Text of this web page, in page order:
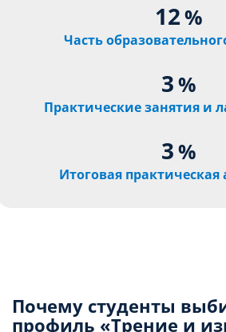
12%
Часть
3%
Практические занятия и
3%
Итоговая практическая
Почему студенты
профиль «Трение и